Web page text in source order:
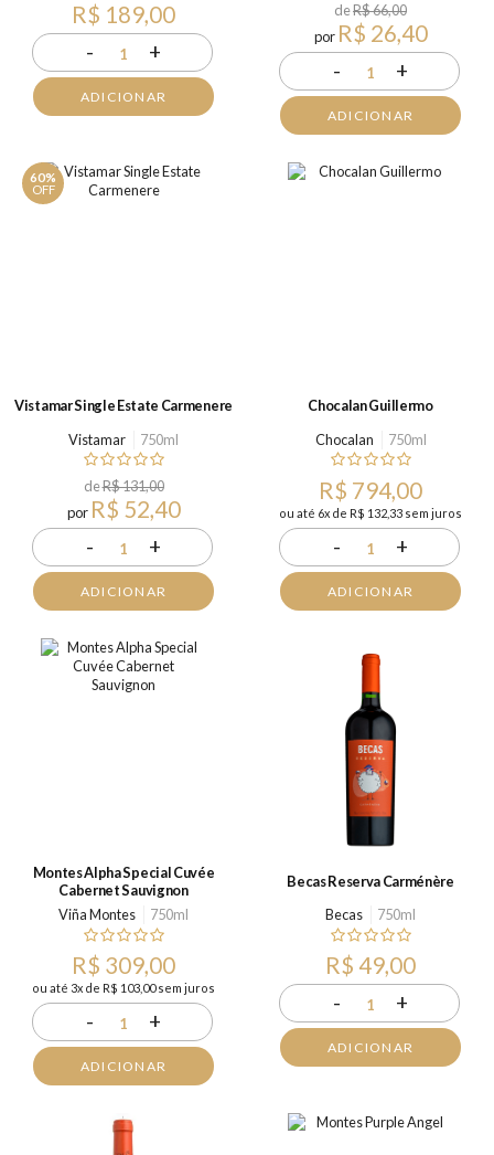
R$ 189,00
- 1 +
ADICIONAR
deR$ 66,00
por R$ 26,40
- 1 +
ADICIONAR
60%
OFF
Vistamar Single Estate Carmenere
Vistamar
750ml
deR$ 131,00
por R$ 52,40
- 1 +
ADICIONAR
Chocalan Guillermo
Chocalan
750ml
R$ 794,00
ou até 6x de R$ 132,33 sem juros
- 1 +
ADICIONAR
Montes Alpha Special Cuvée
Cabernet Sauvignon
Viña Montes
750ml
R$ 309,00
ou até 3x de R$ 103,00 sem juros
- 1 +
ADICIONAR
Becas Reserva Carménère
Becas
750ml
R$ 49,00
- 1 +
ADICIONAR